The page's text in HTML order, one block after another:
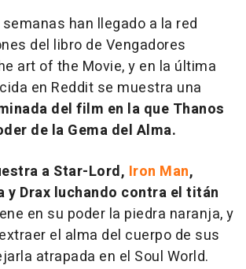
han llegado a la red
del libro de Vengadores
art of the Movie, y en la última
en Reddit se muestra una
del film en la que Thanos
de la Gema del Alma.
a Star-Lord, Iron Man,
y Drax luchando contra el titán
en su poder la piedra naranja, y
el alma del cuerpo de sus
atrapada en el Soul World.